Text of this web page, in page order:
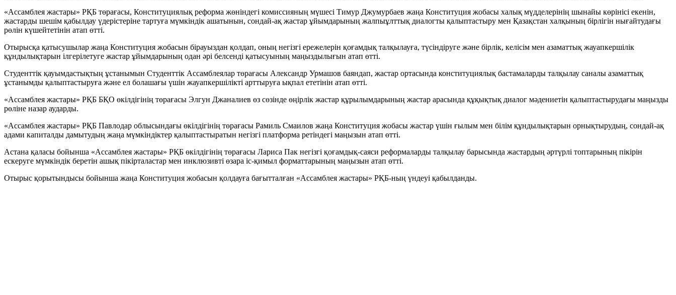
«Ассамблея жастары» РҚБ төрағасы, Конституциялық реформа жөніндегі комиссияның мүшесі Тимур Джумурбаев жаңа Конституция жобасы халық мүдделерінің шынайы көрінісі екенін,
жастарды шешім қабылдау үдерістеріне тартуға мүмкіндік ашатынын, сондай-ақ жастар ұйымдарының жалпыұлттық диалогты қалыптастыру мен Қазақстан халқының бірлігін нығайтудағы
рөлін күшейтетінін атап өтті.
Отырысқа қатысушылар жаңа Конституция жобасын бірауыздан қолдап, оның негізгі ережелерін қоғамдық талқылауға, түсіндіруге және бірлік, келісім мен азаматтық жауапкершілік
құндылықтарын ілгерілетуге жастар ұйымдарының одан әрі белсенді қатысуының маңыздылығын атап өтті.
Студенттік қауымдастықтың ұстанымын Студенттік Ассамблеялар төрағасы Александр Урмашов баяндап, жастар ортасында конституциялық бастамаларды талқылау саналы азаматтық
ұстанымды қалыптастыруға және ел болашағы үшін жауапкершілікті арттыруға ықпал ететінін атап өтті.
«Ассамблея жастары» РҚБ БҚО өкілдігінің төрағасы Элгун Джаналиев өз сөзінде өңірлік жастар құрылымдарының жастар арасында құқықтық диалог мәдениетін қалыптастырудағы маңызды
рөліне назар аударды.
«Ассамблея жастары» РҚБ Павлодар облысындағы өкілдігінің төрағасы Рамиль Смаилов жаңа Конституция жобасы жастар үшін ғылым мен білім құндылықтарын орнықтырудың, сондай-ақ
адами капиталды дамытудың жаңа мүмкіндіктер қалыптастыратын негізгі платформа ретіндегі маңызын атап өтті.
Астана қаласы бойынша «Ассамблея жастары» РҚБ өкілдігінің төрағасы Лариса Пак негізгі қоғамдық-саяси реформаларды талқылау барысында жастардың әртүрлі топтарының пікірін
ескеруге мүмкіндік беретін ашық пікірталастар мен инклюзивті өзара іс-қимыл форматтарының маңызын атап өтті.
Отырыс қорытындысы бойынша жаңа Конституция жобасын қолдауға бағытталған «Ассамблея жастары» РҚБ-ның үндеуі қабылданды.